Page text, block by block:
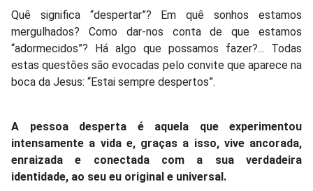
Quê significa “despertar”? Em quê sonhos estamos
mergulhados? Como dar-nos conta de que estamos
“adormecidos”? Há algo que possamos fazer?... Todas
estas questões são evocadas pelo convite que aparece na
boca da Jesus: “Estai sempre despertos”.
A pessoa desperta é aquela que experimentou
intensamente a vida e, graças a isso, vive ancorada,
enraizada e conectada com a sua verdadeira
identidade, ao seu eu original e universal.